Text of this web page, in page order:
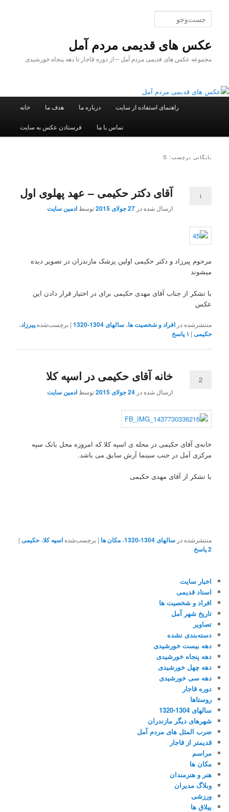
محتوای
محتوای
عکس های قدیمی مردم آمل
مجموعه عکس های قدیمی مردم آمل – از دوره قاجار تا دهه پنجاه خورشیدی
خانه هدف ما درباره ما راهنمای استفاده از سایت
فرستادن عکس به سایت تماس با ما
بایگانی برچسب: S
آقای دکتر حکیمی – عهد پهلوی اول
ارسال شده در27 جولای 2015 توسطادمین سایت
۱
مرحوم پیرزاد و دکتر حکیمی اولین پزشک مازندران در تصویر دیده
میشوند
با تشکر از جناب آقای مهدی حکیمی برای در اختیار قرار دادن این
عکس
منتشرشده در افراد و شخصیت ها،سالهای 1304-1320 |برچسب‌شده پیرزاد،
حکیمی | ۱پاسخ
خانه آقای حکیمی در اسپه کلا
ارسال شده در24 جولای 2015 توسطادمین سایت
2
خانه‌ی آقای حکیمی در محله ی اسپه کلا که امروزه محل بانک سپه
مرکزی آمل در جنب سینما آرش سابق می باشد.
با تشکر از آقای مهدی حکیمی
منتشرشده در سالهای 1304-1320 ،مکان ها |برچسب‌شده اسپه کلا،حکیمی |
2پاسخ
اخبار سایت
اسناد قدیمی
افراد و شخصیت ها
تاریخ شهر آمل
تصاویر
دسته‌بندی نشده
دهه بیست خورشیدی
دهه پنجاه خورشیدی
دهه چهل خورشیدی
دهه سی خورشیدی
دوره قاجار
روستاها
سالهای 1304-1320
شهرهای دیگر مازندران
ضرب المثل های مردم آمل
قدیمتر از قاجار
مراسم
مکان ها
هنر و هنرمندان
وبلاگ مدیران
ورزشی
ییلاق ها